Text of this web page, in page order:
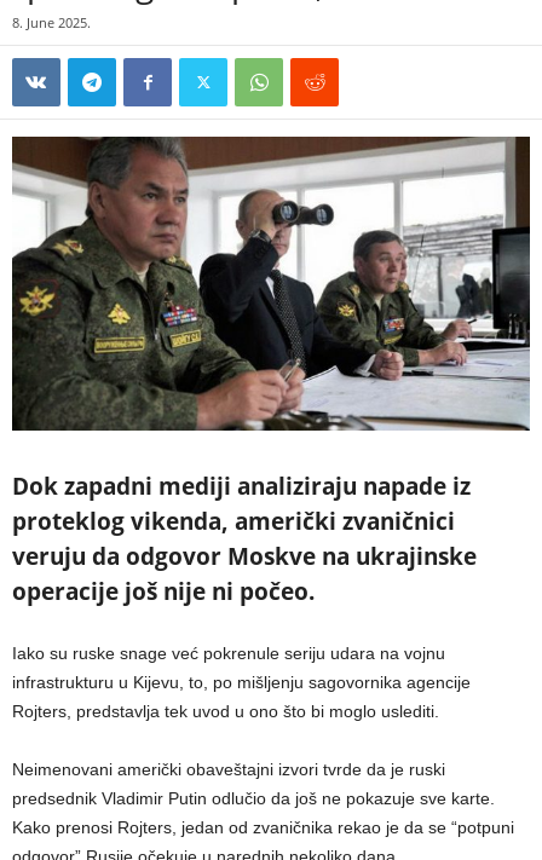
8. June 2025.
Dok zapadni mediji analiziraju napade iz
proteklog vikenda, američki zvaničnici
veruju da odgovor Moskve na ukrajinske
operacije još nije ni počeo.
Iako su ruske snage već pokrenule seriju udara na vojnu
infrastrukturu u Kijevu, to, po mišljenju sagovornika agencije
Rojters, predstavlja tek uvod u ono što bi moglo uslediti.
Neimenovani američki obaveštajni izvori tvrde da je ruski
predsednik Vladimir Putin odlučio da još ne pokazuje sve karte.
Kako prenosi Rojters, jedan od zvaničnika rekao je da se “potpuni
odgovor” Rusije očekuje u narednih nekoliko dana.